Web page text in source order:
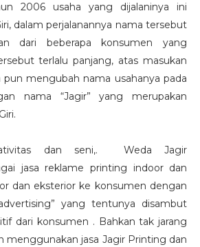
2006 usaha yang dijalaninya ini
dalam perjalanannya nama tersebut
dari beberapa konsumen yang
terlalu panjang, atas masukan
mengubah nama usahanya pada
nama “Jagir” yang merupakan
dan seni,. Weda Jagir
jasa reklame printing indoor dan
dan eksterior ke konsumen dengan
yang tentunya disambut
dari konsumen . Bahkan tak jarang
menggunakan jasa Jagir Printing dan